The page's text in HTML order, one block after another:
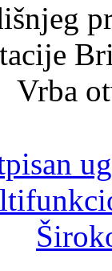
Vrba